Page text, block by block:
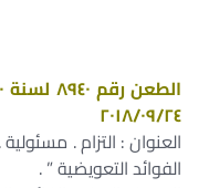
٢٠١٨/٠٩/٢٤
العنوان : التزام .
الفوائد التعويضية ” .